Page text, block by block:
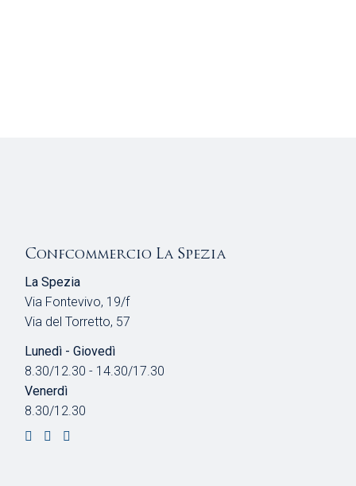
Confcommercio La Spezia
La Spezia
Via Fontevivo, 19/f
Via del Torretto, 57
Lunedì - Giovedì
8.30/12.30 - 14.30/17.30
Venerdì
8.30/12.30